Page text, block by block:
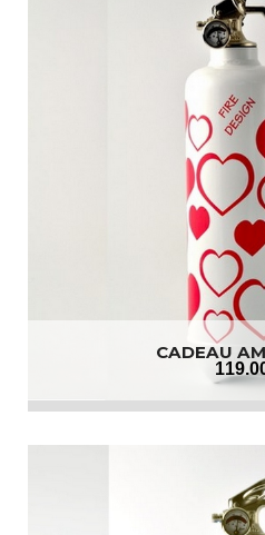
CADEAU
119